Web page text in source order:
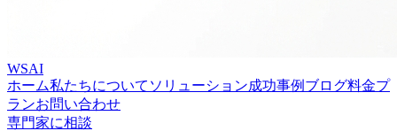
WSAI
ホーム私たちについて ソリューション成功事例 ブログ料金プ
ランお問い合わせ
専門家に相談